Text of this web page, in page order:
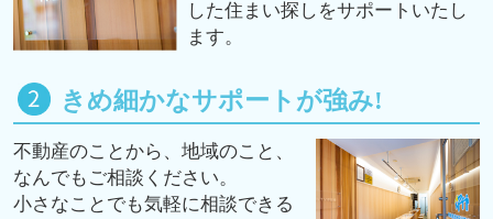
した住まい探しをサポートいたし
ます。
きめ細かなサポートが強み!
不動産のことから、地域のこと、
なんでもご相談ください。
小さなことでも気軽に相談できる